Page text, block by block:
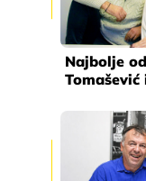
Najbolje